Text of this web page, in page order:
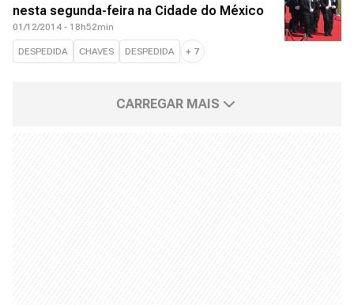
nesta segunda-feira na Cidade do México
01/12/2014 - 18h52min
DESPEDIDA CHAVES DESPEDIDA + 7
CARREGAR MAIS